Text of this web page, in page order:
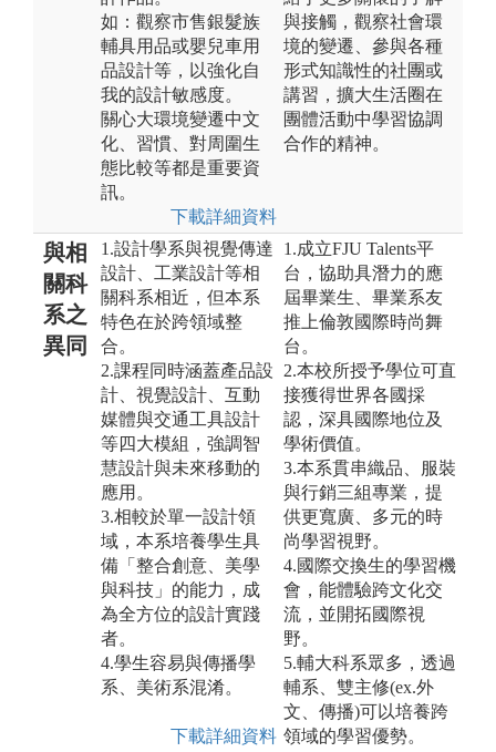
如：觀察市售銀髮族
輔具用品或嬰兒車用
品設計等，以強化自
我的設計敏感度。
關心大環境變遷中文
化、習慣、對周圍生
態比較等都是重要資
訊。
下載詳細資料
與接觸，觀察社會環
境的變遷、參與各種
形式知識性的社團或
講習，擴大生活圈在
團體活動中學習協調
合作的精神。
與相
關科
系之
異同
1.設計學系與視覺傳達
設計、工業設計等相
關科系相近，但本系
特色在於跨領域整
合。
2.課程同時涵蓋產品設
計、視覺設計、互動
媒體與交通工具設計
等四大模組，強調智
慧設計與未來移動的
應用。
3.相較於單一設計領
域，本系培養學生具
備「整合創意、美學
與科技」的能力，成
為全方位的設計實踐
者。
4.學生容易與傳播學
系、美術系混淆。
下載詳細資料
1.成立FJU Talents平
台，協助具潛力的應
屆畢業生、畢業系友
推上倫敦國際時尚舞
台。
2.本校所授予學位可直
接獲得世界各國採
認，深具國際地位及
學術價值。
3.本系貫串織品、服裝
與行銷三組專業，提
供更寬廣、多元的時
尚學習視野。
4.國際交換生的學習機
會，能體驗跨文化交
流，並開拓國際視
野。
5.輔大科系眾多，透過
輔系、雙主修(ex.外
文、傳播)可以培養跨
領域的學習優勢。